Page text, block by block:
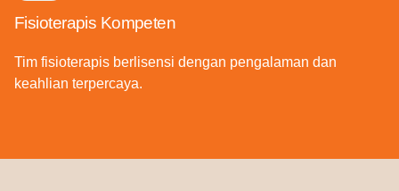
Fisioterapis Kompeten
Tim fisioterapis berlisensi dengan pengalaman dan
keahlian terpercaya.